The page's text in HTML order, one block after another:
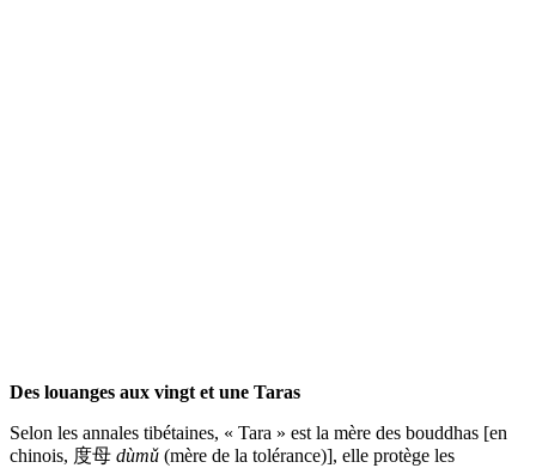
Des louanges aux vingt et une Taras
Selon les annales tibétaines, « Tara » est la mère des bouddhas [en
chinois, 度母 dùmǔ (mère de la tolérance)], elle protège les